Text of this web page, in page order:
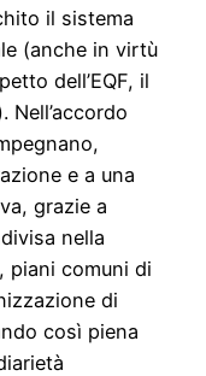
il sistema
(anche in virtù
dell’EQF, il
Nell’accordo
e a una
grazie a
nella
piani comuni di
di
così piena